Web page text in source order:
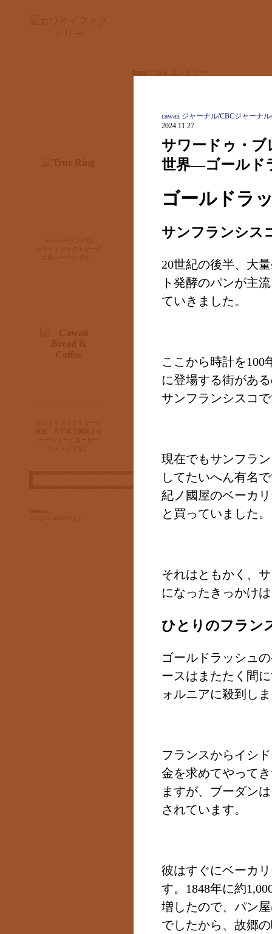
home > new エントリー
cawaii ジャーナル
カワイイファクトリーとは
カワイイファクトリーの
お知らせ
購入のご案内
販売店さまへ
トゥルーリングとは
カワイイファクトリーが
ベーカリーとコーヒー
検
索:
contact :
cawaii ジャーナル/CBCジャーナル/
2024.11.27
サワードゥ・ブ
世界—ゴールド
ゴールドラ
サンフランシス
20世紀の後半、大
ト発酵のパンが主
ていきました。
ここから時計を100
に登場する街があ
サンフランシスコ
現在でもサンフラ
してたいへん有名
紀ノ國屋のベーカ
と買っていました
それはともかく、
になったきっかけ
ひとりのフラン
ゴールドラッシュ
ースはまたたく間
ォルニアに殺到し
フランスからイシ
金を求めてやって
ますが、ブーダン
されています。
彼はすぐにベーカ
す。1848年に約
増したので、パン
でしたから、故郷